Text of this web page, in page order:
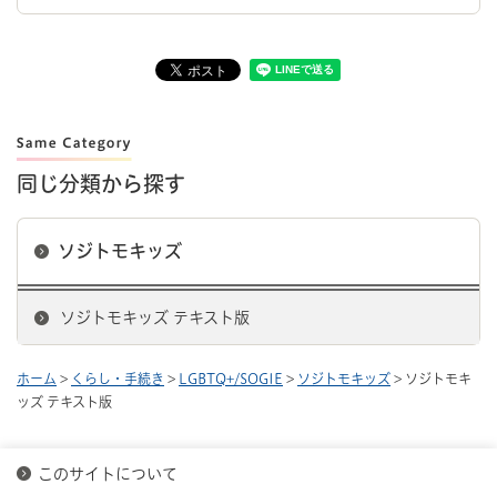
同じ分類から探す
ソジトモキッズ
ソジトモキッズ テキスト版
ホーム > くらし・手続き > LGBTQ+/SOGIE > ソジトモキッズ > ソジトモキ
ッズ テキスト版
このサイトについて